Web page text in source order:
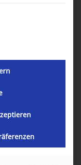
–
Cerbo GX
für die eine